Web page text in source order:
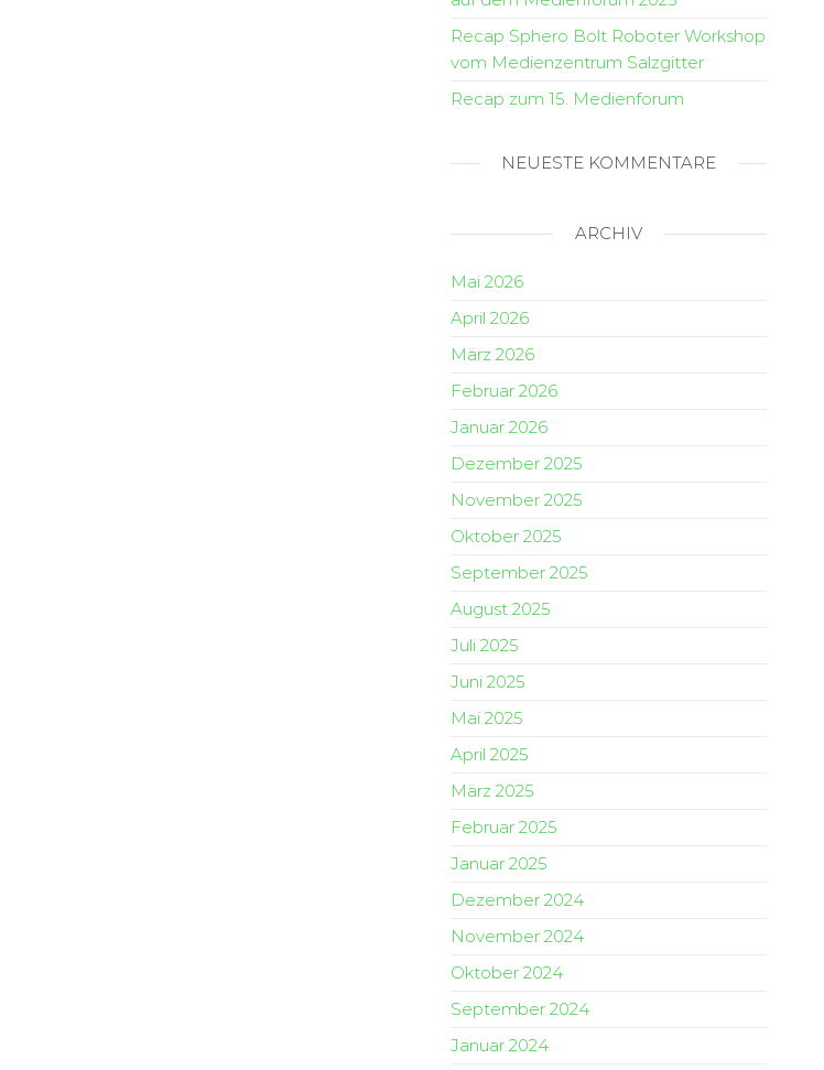
Recap Sphero Bolt Roboter Workshop
vom Medienzentrum Salzgitter
Recap zum 15. Medienforum
NEUESTE KOMMENTARE
ARCHIV
Mai 2026
April 2026
März 2026
Februar 2026
Januar 2026
Dezember 2025
November 2025
Oktober 2025
September 2025
August 2025
Juli 2025
Juni 2025
Mai 2025
April 2025
März 2025
Februar 2025
Januar 2025
Dezember 2024
November 2024
Oktober 2024
September 2024
Januar 2024